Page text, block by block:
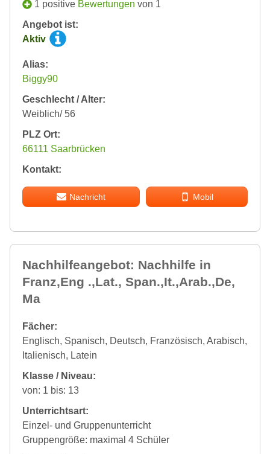
1 positive Bewertungen von 1
Angebot ist:
Aktiv
Alias:
Biggy90
Geschlecht / Alter:
Weiblich/ 56
PLZ Ort:
66111 Saarbrücken
Kontakt:
Nachricht Mobil
Nachhilfeangebot: Nachhilfe in
Franz,Eng .,Lat., Span.,It.,Arab.,De,
Ma
Fächer:
Englisch, Spanisch, Deutsch, Französisch, Arabisch,
Italienisch, Latein
Klasse / Niveau:
von: 1 bis: 13
Unterrichtsart:
Einzel- und Gruppenunterricht
Gruppengröße: maximal 4 Schüler